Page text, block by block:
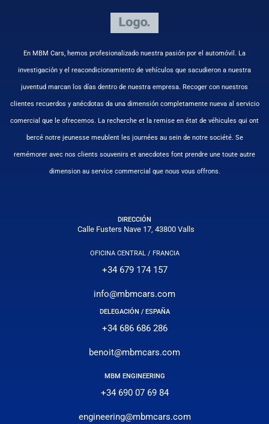
En MBM Cars, hemos profesionalizado nuestra pasión por el automóvil. La
investigación y el reacondicionamiento de vehículos que sacudieron a nuestra
juventud marcan los días dentro de nuestra empresa. Recoger con nuestros
clientes recuerdos y anécdotas da una dimensión completamente nueva al servicio
comercial que le ofrecemos. La recherche et la remise en état de véhicules qui ont
bercé notre jeunesse meublent les journées au sein de notre société. Se
remémorer avec nos clients souvenirs et anecdotes font prendre une toute autre
dimension au service commercial que nous vous offrons.
DIRECCIÓN
Calle Fusters Nave 17, 43800 Valls
OFICINA CENTRAL / FRANCIA
+34 679 174 157
info@mbmcars.com
DELEGACIÓN / ESPAÑA
+34 686 686 286
benoit@mbmcars.com
MBM ENGINEERING
+34 690 07 69 84
engineering@mbmcars.com